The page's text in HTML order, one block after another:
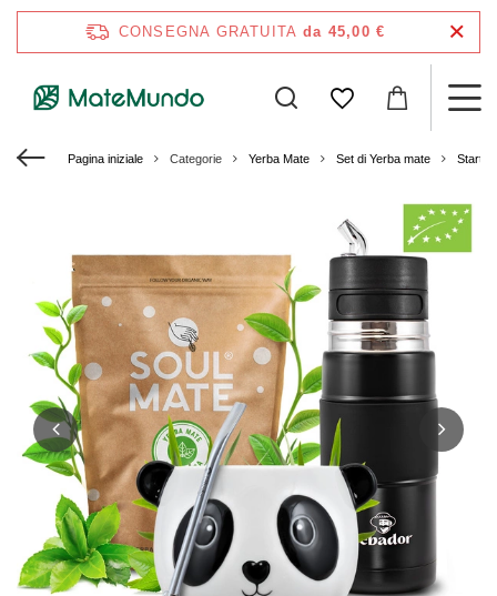
CONSEGNA GRATUITA da 45,00 €
Pagina iniziale Categorie Yerba Mate Set di Yerba mate Starter